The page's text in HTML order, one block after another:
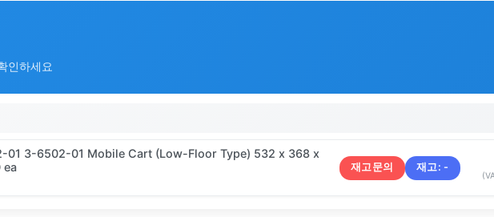
인하세요
01 3-6502-01 Mobile Cart (Low-Floor Type) 532 x 368 x
ea
재고문의 재고: -